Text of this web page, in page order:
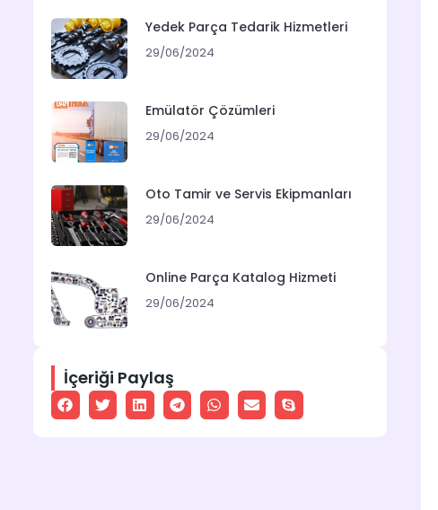
Yedek Parça Tedarik Hizmetleri
29/06/2024
Emülatör Çözümleri
29/06/2024
Oto Tamir ve Servis Ekipmanları
29/06/2024
Online Parça Katalog Hizmeti
29/06/2024
İçeriği Paylaş